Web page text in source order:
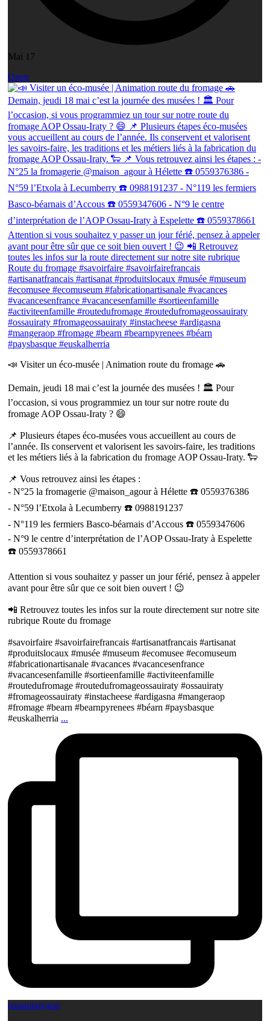
Mai 17
Open
📣 Visiter un éco-musée | Animation route du fromage 🚗
Demain, jeudi 18 mai c’est la journée des musées ! 🏛 Pour
l’occasion, si vous programmiez un tour sur notre route du
fromage AOP Ossau-Iraty ? 😄
📌 Plusieurs étapes éco-musées vous accueillent au cours de
l’année. Ils conservent et valorisent les savoirs-faire, les traditions
et les métiers liés à la fabrication du fromage AOP Ossau-Iraty. 🐑
📌 Vous retrouvez ainsi les étapes :
- N°25 la fromagerie @maison_agour à Hélette ☎️ 0559376386
- N°59 l’Etxola à Lecumberry ☎️ 0988191237
- N°119 les fermiers Basco-béarnais d’Accous ☎️ 0559347606
- N°9 le centre d’interprétation de l’AOP Ossau-Iraty à Espelette
☎️ 0559378661
Attention si vous souhaitez y passer un jour férié, pensez à appeler
avant pour être sûr que ce soit bien ouvert ! 😉
📲 Retrouvez toutes les infos sur la route directement sur notre site
rubrique Route du fromage
#savoirfaire #savoirfairefrancais #artisanatfrancais #artisanat
#produitslocaux #musée #museum #ecomusee #ecomuseum
#fabricationartisanale #vacances #vacancesenfrance
#vacancesenfamille #sortieenfamille #activiteenfamille
#routedufromage #routedufromageossauiraty #ossauiraty
#fromageossauiraty #instacheese #ardigasna #mangeraop
#fromage #bearn #bearnpyrenees #béarn #paysbasque
#euskalherria ...
ossauiratyaop